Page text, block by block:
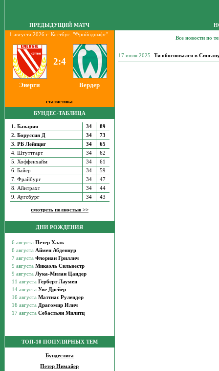
ПРЕДЫДУЩИЙ МАТЧ
1 августа 2026 г. Коттбус. "Фройндшафт".
2:4
Энерги Вердер
статистика
БУНДЕС-ТАБЛИЦА
1. Бавария 34
89
2. Боруссия Д
34
73
3. РБ Лейпциг
34
65
4. Штуттгарт
34
62
5. Хоффенхайм
34
61
6. Байер
34
59
7. Фрайбург
34
47
8. Айнтрахт
34
44
9. Аугсбург
34 43
смотреть полностью >>
ДНИ РОЖДЕНИЯ
ТОП-10 ПОПУЛЯРНЫХ ТЕМ
Бундеслига
Петер Нимайер
Все новости по
17 июля 2025 Ти обосновался в